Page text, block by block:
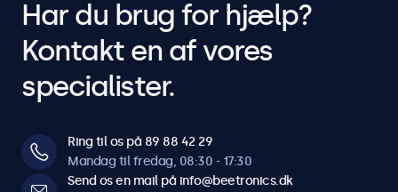
Har du brug for hjælp?
Kontakt en af vores
specialister.
Ring til os på 89 88 42 29
Mandag til fredag, 08:30 - 17:30
Send os en mail på info@beetronics.dk